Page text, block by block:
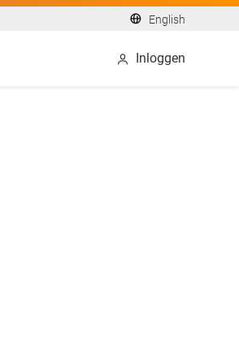
English
Inloggen